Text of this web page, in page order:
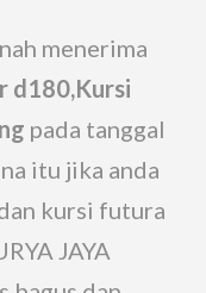
menerima
d180,Kursi
pada tanggal
itu jika anda
kursi futura
JAYA